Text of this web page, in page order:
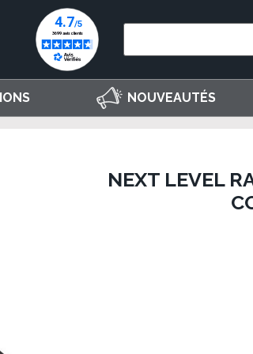
NOUVEAUTÉS
NEXT LEVEL